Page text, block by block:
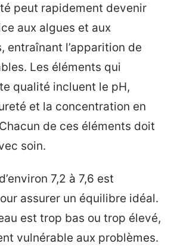
peut rapidement devenir
aux algues et aux
entraînant l’apparition de
Les éléments qui
qualité incluent le pH,
et la concentration en
de ces éléments doit
soin.
7,2 à 7,6 est
assurer un équilibre idéal.
est trop bas ou trop élevé,
vulnérable aux problèmes.